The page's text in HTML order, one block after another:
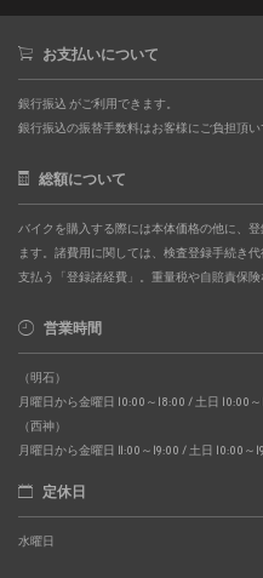
お支払いについて
銀行振込 がご利用できます。
銀行振込の振替手数料はお客様にご負担頂い
総額について
バイクを購入する際には本体価格の他に、
ます。諸費用に関しては、検査登録手続き
支払う「登録諸経費」。重量税や自賠責保
営業時間
（明石）
月曜日から金曜日 10:00～18:00 / 土日 10:00～
（西神）
月曜日から金曜日 11:00～19:00 / 土日 10:00～
定休日
水曜日